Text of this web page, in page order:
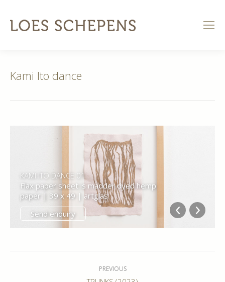
Kami Ito dance
KAMI ITO DANCE 01
Flax paper sheet is madder dyed hemp
paper | 39 x 49 | artglas
Send enquiry
PREVIOUS
Previous